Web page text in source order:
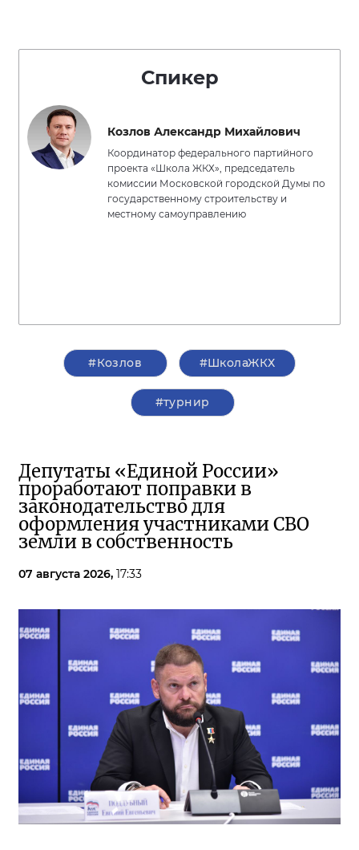
Спикер
Козлов Александр Михайлович
Координатор федерального партийного
проекта «Школа ЖКХ», председатель
комиссии Московской городской Думы по
государственному строительству и
местному самоуправлению
#Козлов #ШколаЖКХ
#турнир
Депутаты «Единой России»
проработают поправки в
законодательство для
оформления участниками СВО
земли в собственность
07 августа 2026, 17:33